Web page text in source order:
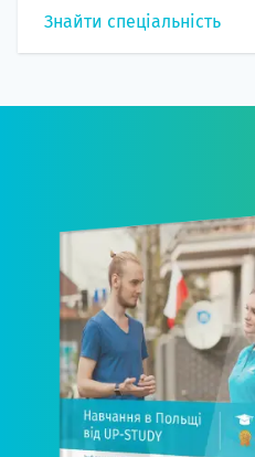
Знайти спеціальність